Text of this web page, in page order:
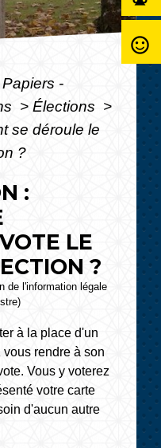
Papiers -
> Élections >
se déroule le
?
:
LE
?
de l'information légale
à la place d'un
rendre à son
Vous y voterez
votre carte
d'aucun autre
sentiment_satisfied_alt